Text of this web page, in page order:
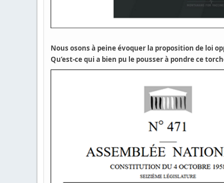
Nous osons à peine évoquer la proposition de loi
Qu’est-ce qui a bien pu le pousser à pondre ce